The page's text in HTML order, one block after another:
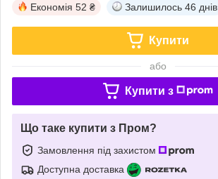
Економія 52 ₴ Залишилось 46 днів
Купити
або
Купити з
Що таке купити з Пром?
Замовлення під захистом
Доступна доставка